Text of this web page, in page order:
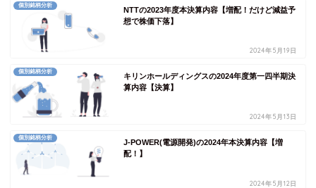
個別銘柄分析
NTTの2023年度本決算内容【増配！だけど減益予
想で株価下落】
2024年5月19日
個別銘柄分析
キリンホールディングスの2024年度第一四半期決
算内容【決算】
2024年5月13日
個別銘柄分析
J-POWER(電源開発)の2024年本決算内容【増
配！】
2024年5月12日